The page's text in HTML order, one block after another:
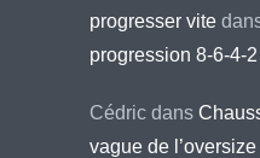
progresser vite
progression 8-6-4-2
Cédric dans
vague de